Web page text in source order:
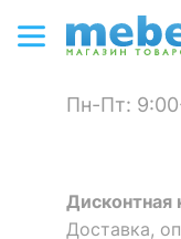
Пн-Пт:
Дисконтная
Доставка,